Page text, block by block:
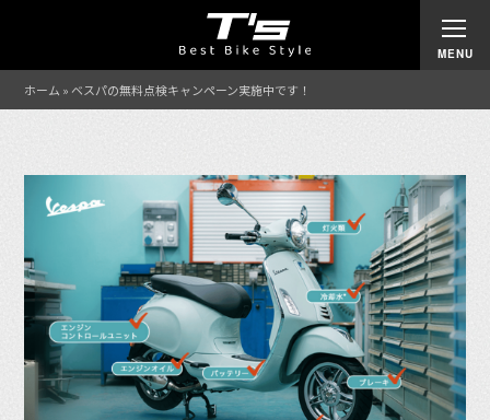
ホーム » ベスパの無料点検キャンペーン実施中です！